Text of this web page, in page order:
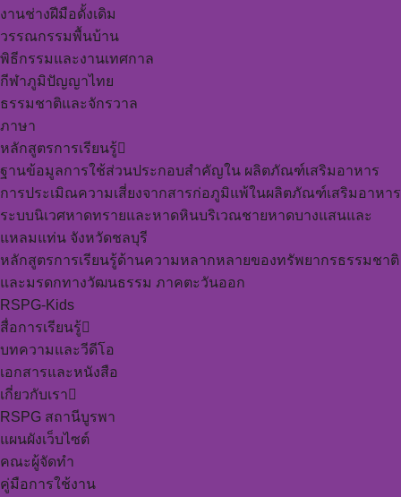
งานช่างฝีมือดั้งเดิม
วรรณกรรมพื้นบ้าน
พิธีกรรมและงานเทศกาล
กีฬาภูมิปัญญาไทย
ธรรมชาติและจักรวาล
ภาษา
หลักสูตรการเรียนรู้
ฐานข้อมูลการใช้ส่วนประกอบสำคัญใน ผลิตภัณฑ์เสริมอาหาร
การประเมิณความเสี่ยงจากสารก่อภูมิแพ้ในผลิตภัณฑ์เสริมอาหาร
ระบบนิเวศหาดทรายและหาดหินบริเวณชายหาดบางแสนและ
แหลมแท่น จังหวัดชลบุรี
หลักสูตรการเรียนรู้ด้านความหลากหลายของทรัพยากรธรรมชาติ
และมรดกทางวัฒนธรรม ภาคตะวันออก
RSPG-Kids
สื่อการเรียนรู้
บทความและวีดีโอ
เอกสารและหนังสือ
เกี่ยวกับเรา
RSPG สถานีบูรพา
แผนผังเว็บไซต์
คณะผู้จัดทำ
คู่มือการใช้งาน